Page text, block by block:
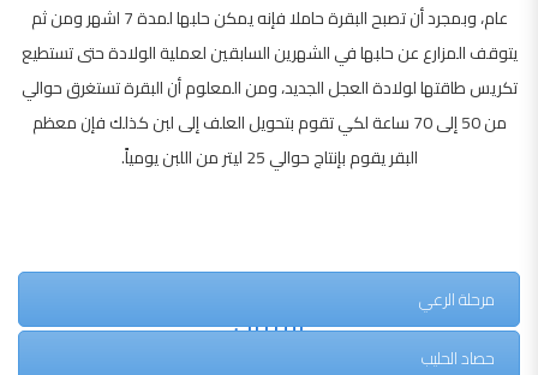
عام، وبمجرد أن تصبح البقرة حاملا فإنه يمكن حلبها لمدة 7 اشهر ومن ثم
يتوقف المزارع عن حلبها في الشهرين السابقين لعملية الولادة حتى تستطيع
تكريس طاقتها لولادة العجل الجديد، ومن المعلوم أن البقرة تستغرق حوالي
من 50 إلى 70 ساعة لكي تقوم بتحويل العلف إلى لبن كذلك فإن معظم
البقر يقوم بإنتاج حوالي 25 ليتر من اللبن يومياً.
المراحل العامة التي تستغرقها عملية إنتاج
الألبان
مرحلة الرعي
حصاد الحليب